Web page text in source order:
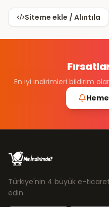
Siteme ekle / Alıntıla
En iyi indirimleri bildirim
Türkiye'nin 4 büyük e-
edin.